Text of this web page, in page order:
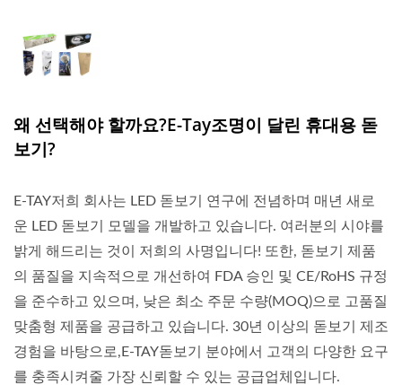
왜 선택해야 할까요?e-Tay조명이 달린 휴대용 돋
보기?
E-TAY저희 회사는 LED 돋보기 연구에 전념하며 매년 새로
운 LED 돋보기 모델을 개발하고 있습니다. 여러분의 시야를
밝게 해드리는 것이 저희의 사명입니다! 또한, 돋보기 제품
의 품질을 지속적으로 개선하여 FDA 승인 및 CE/RoHS 규정
을 준수하고 있으며, 낮은 최소 주문 수량(MOQ)으로 고품질
맞춤형 제품을 공급하고 있습니다. 30년 이상의 돋보기 제조
경험을 바탕으로,E-TAY돋보기 분야에서 고객의 다양한 요구
를 충족시켜줄 가장 신뢰할 수 있는 공급업체입니다.